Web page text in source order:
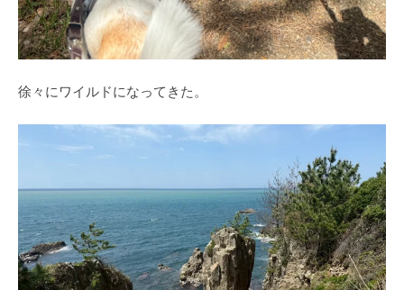
徐々にワイルドになってきた。